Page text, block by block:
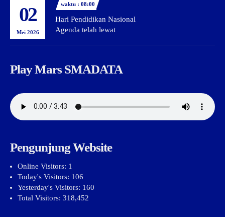
02
Mei 2026
waktu : 08:00
Hari Pendidikan Nasional
Agenda telah lewat
Play Mars SMADATA
Pengunjung Website
Online Visitors: 1
Today's Visitors: 106
Yesterday's Visitors: 160
Total Visitors: 318,452